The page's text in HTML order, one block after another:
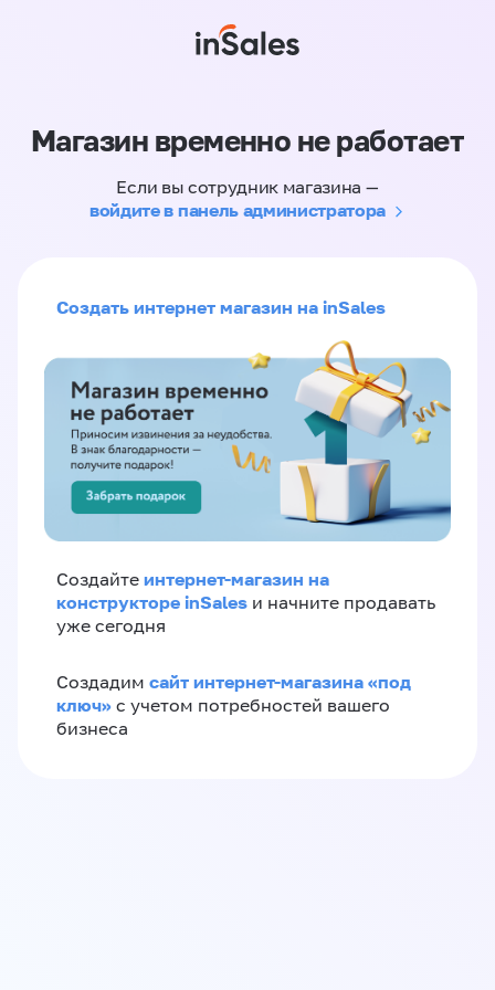
Магазин временно не работает
Если вы сотрудник магазина —
войдите в панель администратора
Создать интернет магазин на inSales
Создайте интернет-магазин на
конструкторе inSales и начните продавать
уже сегодня
Создадим сайт интернет-магазина «под
ключ» с учетом потребностей вашего
бизнеса